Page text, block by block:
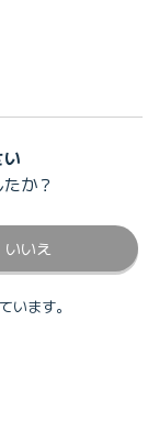
か？
いいえ
います。